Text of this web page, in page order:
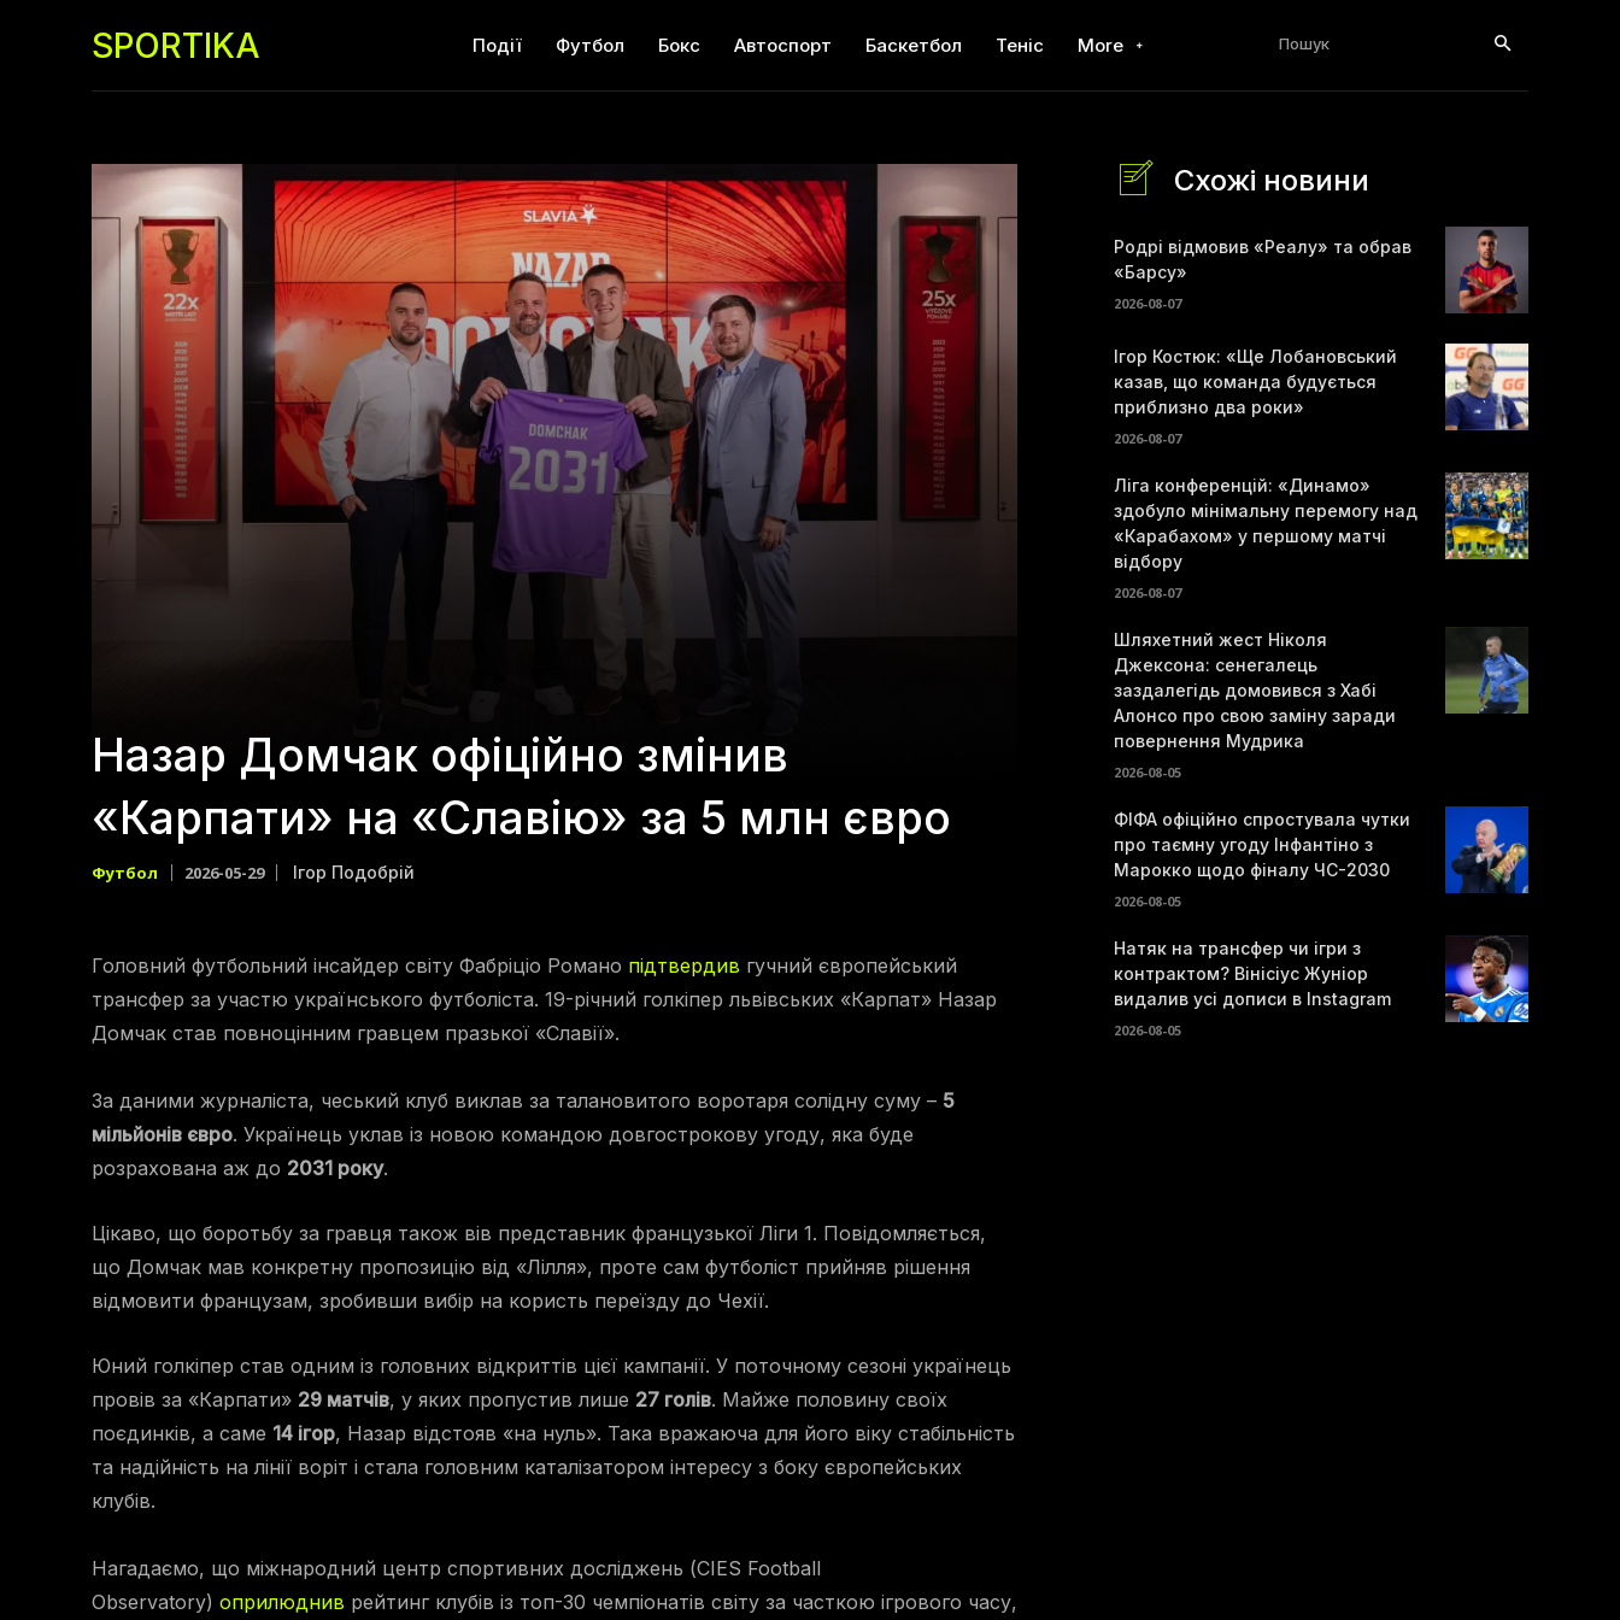
SPORTIKA Події Футбол Бокс Автоспорт Баскетбол Теніс More Пошук
Назар Домчак офіційно змінив
«Карпати» на «Славію» за 5 млн євро
Футбол 2026-05-29 Ігор Подобрій
Головний футбольний інсайдер світу Фабріціо Романо підтвердив гучний європейський
трансфер за участю українського футболіста. 19-річний голкіпер львівських «Карпат» Назар
Домчак став повноцінним гравцем празької «Славії».
За даними журналіста, чеський клуб виклав за талановитого воротаря солідну суму – 5
мільйонів євро. Українець уклав із новою командою довгострокову угоду, яка буде
розрахована аж до 2031 року.
Цікаво, що боротьбу за гравця також вів представник французької Ліги 1. Повідомляється,
що Домчак мав конкретну пропозицію від «Лілля», проте сам футболіст прийняв рішення
відмовити французам, зробивши вибір на користь переїзду до Чехії.
Юний голкіпер став одним із головних відкриттів цієї кампанії. У поточному сезоні українець
провів за «Карпати» 29 матчів, у яких пропустив лише 27 голів. Майже половину своїх
поєдинків, а саме 14 ігор, Назар відстояв «на нуль». Така вражаюча для його віку стабільність
та надійність на лінії воріт і стала головним каталізатором інтересу з боку європейських
клубів.
Нагадаємо, що міжнародний центр спортивних досліджень (CIES Football
Observatory) оприлюднив рейтинг клубів із топ-30 чемпіонатів світу за часткою ігрового часу,
Схожі новини
Родрі відмовив «Реалу» та обрав
«Барсу»
2026-08-07
Ігор Костюк: «Ще Лобановський
казав, що команда будується
приблизно два роки»
2026-08-07
Ліга конференцій: «Динамо»
здобуло мінімальну перемогу над
«Карабахом» у першому матчі
відбору
2026-08-07
Шляхетний жест Ніколя
Джексона: сенегалець
заздалегідь домовився з Хабі
Алонсо про свою заміну заради
повернення Мудрика
2026-08-05
ФІФА офіційно спростувала чутки
про таємну угоду Інфантіно з
Марокко щодо фіналу ЧС-2030
2026-08-05
Натяк на трансфер чи ігри з
контрактом? Вінісіус Жуніор
видалив усі дописи в Instagram
2026-08-05